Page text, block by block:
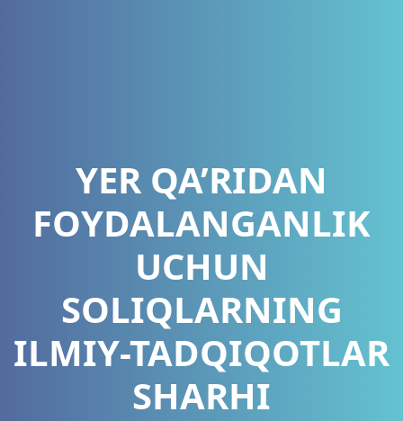
YER QA’RIDAN
FOYDALANGANLIK
UCHUN
SOLIQLARNING
ILMIY-TADQIQOTLAR
SHARHI